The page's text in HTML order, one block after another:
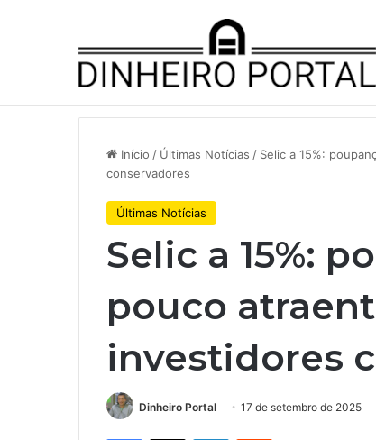
Notícias de Última Hora JBS traz fundo soberano
Início / Últimas Notícias / Selic a 15%:
conservadores
Últimas Notícias
Selic a 15%:
pouco
investidores
Dinheiro Portal 17 de setembro de 2025